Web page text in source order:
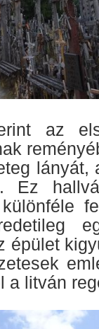
az
lányát,
Ez
épület
a litván